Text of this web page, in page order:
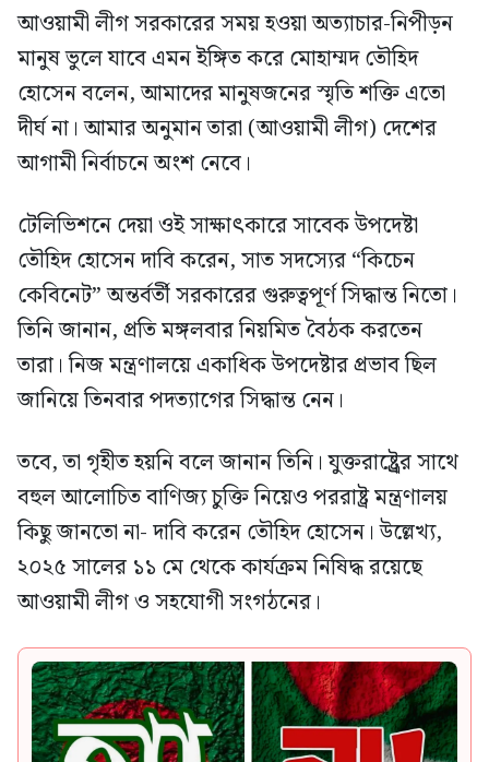
আওয়ামী লীগ সরকারের সময় হওয়া অত্যাচার-নিপীড়ন
মানুষ ভুলে যাবে এমন ইঙ্গিত করে মোহাম্মদ তৌহিদ
হোসেন বলেন, আমাদের মানুষজনের স্মৃতি শক্তি এতো
দীর্ঘ না। আমার অনুমান তারা (আওয়ামী লীগ) দেশের
আগামী নির্বাচনে অংশ নেবে।
টেলিভিশনে দেয়া ওই সাক্ষাৎকারে সাবেক উপদেষ্টা
তৌহিদ হোসেন দাবি করেন, সাত সদস্যের “কিচেন
কেবিনেট” অন্তর্বর্তী সরকারের গুরুত্বপূর্ণ সিদ্ধান্ত নিতো।
তিনি জানান, প্রতি মঙ্গলবার নিয়মিত বৈঠক করতেন
তারা। নিজ মন্ত্রণালয়ে একাধিক উপদেষ্টার প্রভাব ছিল
জানিয়ে তিনবার পদত্যাগের সিদ্ধান্ত নেন।
তবে, তা গৃহীত হয়নি বলে জানান তিনি। যুক্তরাষ্ট্র্রের সাথে
বহুল আলোচিত বাণিজ্য চুক্তি নিয়েও পররাষ্ট্র মন্ত্রণালয়
কিছু জানতো না- দাবি করেন তৌহিদ হোসেন। উল্লেখ্য,
২০২৫ সালের ১১ মে থেকে কার্যক্রম নিষিদ্ধ রয়েছে
আওয়ামী লীগ ও সহযোগী সংগঠনের।